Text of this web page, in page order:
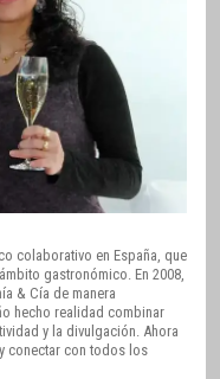
colaborativo en España, que
gastronómico. En 2008,
& Cía de manera
hecho realidad combinar
y la divulgación. Ahora
conectar con todos los